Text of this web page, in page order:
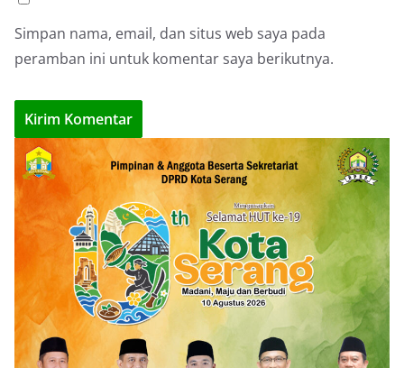
Simpan nama, email, dan situs web saya pada
peramban ini untuk komentar saya berikutnya.